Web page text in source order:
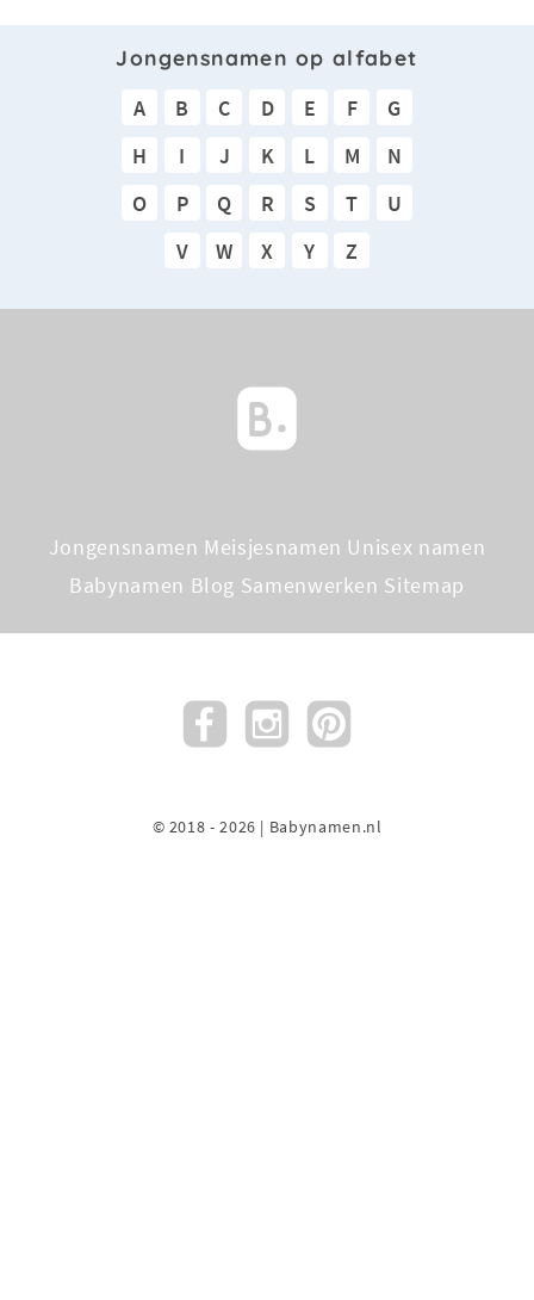
Jongensnamen op alfabet
A B C D E F
G
H
I J K L M
N
O
P Q R S T
U
V
W X Y Z
Jongensnamen Meisjesnamen Unisex namen
Babynamen Blog Samenwerken Sitemap
© 2018 - 2026 | Babynamen.nl